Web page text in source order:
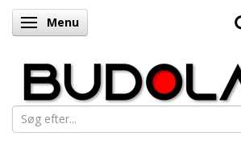
Skifte navigation
Menu